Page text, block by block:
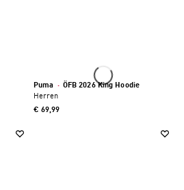
Puma · ÖFB 2026 King Hoodie
Herren
€ 69,99